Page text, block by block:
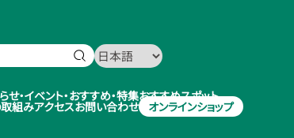
せ・イベント・おすすめ・特集おすすめスポット
組みアクセスお問い合わせ オンラインショップ
え
い
と
りっ